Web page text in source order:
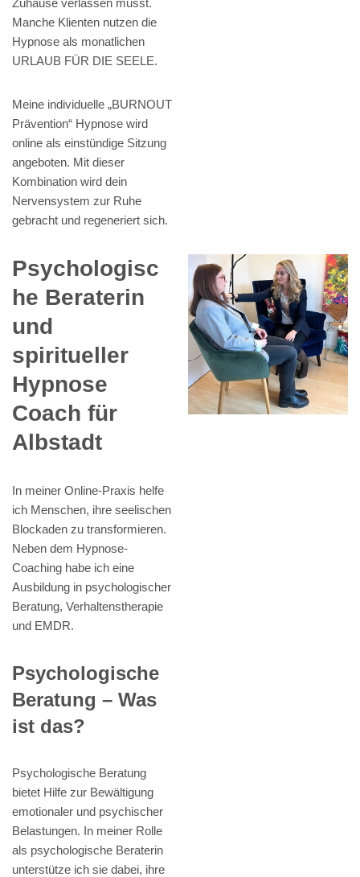
Manche Klienten nutzen die
Hypnose als monatlichen
URLAUB FÜR DIE SEELE.
Meine individuelle „BURNOUT
Prävention“ Hypnose wird
online als einstündige Sitzung
angeboten. Mit dieser
Kombination wird dein
Nervensystem zur Ruhe
gebracht und regeneriert sich.
Psychologisc
he Beraterin
und
spiritueller
Hypnose
Coach für
Albstadt
In meiner Online-Praxis helfe
ich Menschen, ihre seelischen
Blockaden zu transformieren.
Neben dem Hypnose-
Coaching habe ich eine
Ausbildung in psychologischer
Beratung, Verhaltenstherapie
und EMDR.
Psychologische
Beratung – Was
ist das?
Psychologische Beratung
bietet Hilfe zur Bewältigung
emotionaler und psychischer
Belastungen. In meiner Rolle
als psychologische Beraterin
unterstütze ich sie dabei, ihre